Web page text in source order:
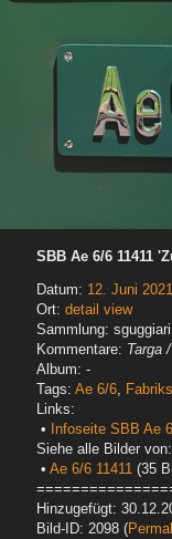
SBB Ae 6/6 11411
Datum: 12. Juni 2021
Ort: detail view
Sammlung:
Kommentare: Targa
Album: -
Tags: Ae 6/6,
Links:
•
Infoseite SBB Ae
Siehe alle Bilder von:
• Ae 6/6 11411 (35
Hinzugefügt:
Bild-ID: 2098 (